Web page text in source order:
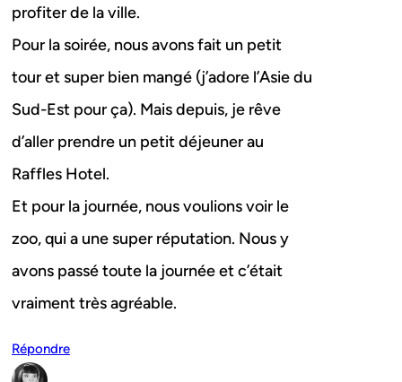
profiter de la ville.
Pour la soirée, nous avons fait un petit
tour et super bien mangé (j’adore l’Asie du
Sud-Est pour ça). Mais depuis, je rêve
d’aller prendre un petit déjeuner au
Raffles Hotel.
Et pour la journée, nous voulions voir le
zoo, qui a une super réputation. Nous y
avons passé toute la journée et c’était
vraiment très agréable.
Répondre